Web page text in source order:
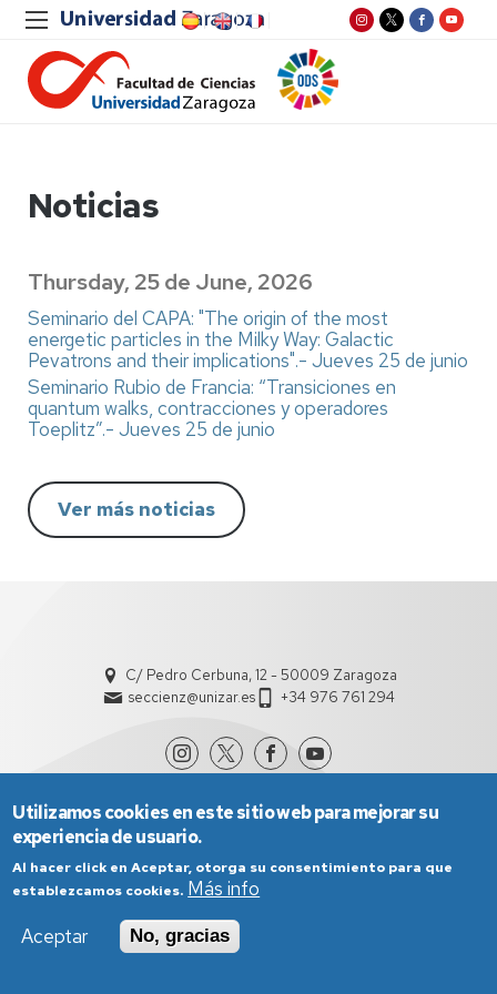
Noticias
Thursday, 25 de June, 2026
Seminario del CAPA: "The origin of the most
energetic particles in the Milky Way: Galactic
Pevatrons and their implications".- Jueves 25 de junio
Seminario Rubio de Francia: “Transiciones en
quantum walks, contracciones y operadores
Toeplitz”.- Jueves 25 de junio
Ver más noticias
C/ Pedro Cerbuna, 12 - 50009 Zaragoza
seccienz@unizar.es
+34 976 761 294
Política de Privacidad
Política de Accesibilidad
Utilizamos cookies en este sitio web para mejorar su
experiencia de usuario.
Al hacer click en Aceptar, otorga su consentimiento para que
establezcamos cookies. Más info
Aceptar
No, gracias